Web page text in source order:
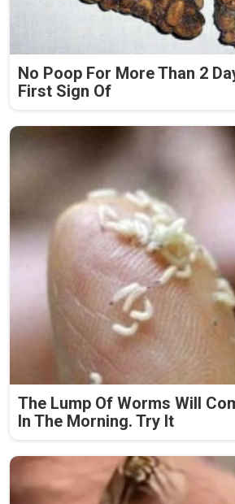
No Poop For More Than 2
First Sign Of
The Lump Of Worms Will
In The Morning. Try It